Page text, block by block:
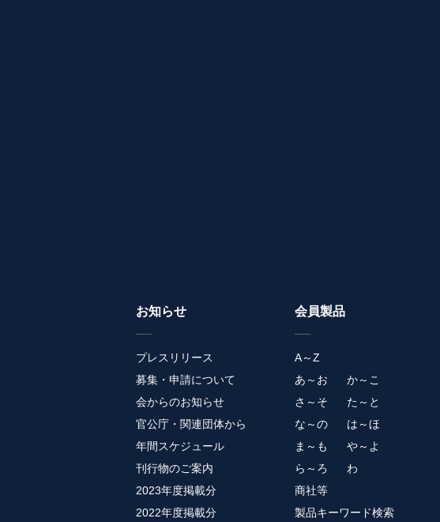
お知らせ
プレスリリース
募集・申請について
会からのお知らせ
官公庁・関連団体から
年間スケジュール
刊行物のご案内
2023年度掲載分
2022年度掲載分
会員製品
A～Z
あ～お
か～こ
さ～そ
た～と
な～の
は～ほ
ま～も
や～よ
ら～ろ
わ
商社等
製品キーワード検索